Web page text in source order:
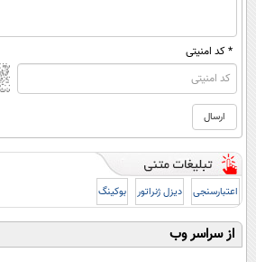
* کد امنیتی
اعتبارسنجی دیزل ژنراتور بوکینگ
از سراسر وب